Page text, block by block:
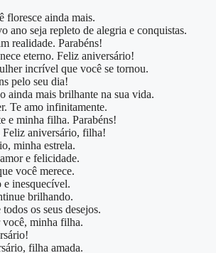
floresce ainda mais.
ano seja repleto de alegria e conquistas.
realidade. Parabéns!
eterno. Feliz aniversário!
incrível que você se tornou.
pelo seu dia!
ainda mais brilhante na sua vida.
Te amo infinitamente.
e minha filha. Parabéns!
aniversário, filha!
minha estrela.
e felicidade.
você merece.
e inesquecível.
brilhando.
os seus desejos.
você, minha filha.
filha amada.